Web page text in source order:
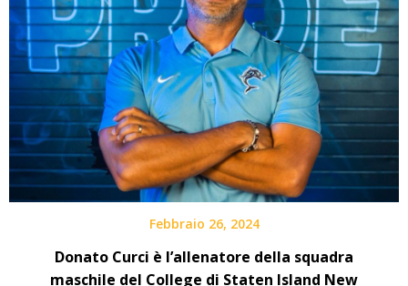
Febbraio 26, 2024
Donato Curci è l’allenatore della squadra
maschile del College di Staten Island New